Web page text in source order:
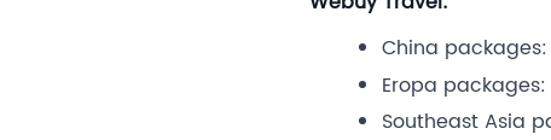
China
Eropa
Southeast Asia